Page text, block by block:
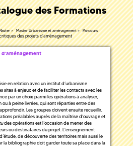
des Formations
Master Urbanisme et aménagement
Parcours
des projets d’aménagement
en relation avec un institut d’urbanisme
sites à enjeux et de faciliter les contacts avec les
par un choix parmi les opérations à analyser,
à peine livrées, qui sont réparties entre des
Les groupes doivent ensuite recueillir,
préalables auprès de la maîtrise d’ouvrage et
des opérations est l’occasion de mener des
ou destinataires du projet. L’enseignement
de découverte des territoires mais aussi le
la bibliographie doit garder toute sa place dans la